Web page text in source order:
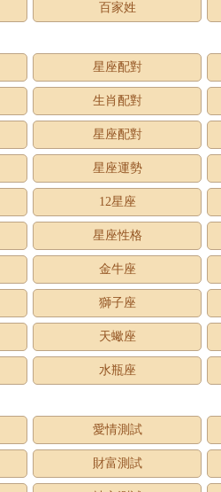
百家姓
星座配對
生肖配對
星座配對
星座運勢
12星座
星座性格
金牛座
獅子座
天蠍座
水瓶座
愛情測試
財富測試